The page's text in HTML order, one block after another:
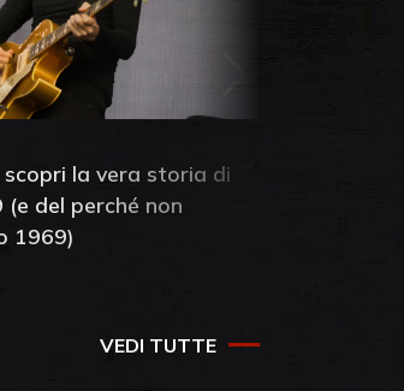
la vera storia di
(e del perché non
1969)
VEDI TUTTE